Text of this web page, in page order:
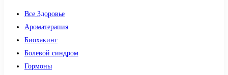
Все Здоровье
Ароматерапия
Биохакинг
Болевой синдром
Гормоны